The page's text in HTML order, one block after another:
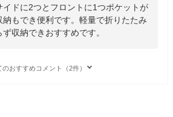
イドに2つとフロントに1つポケットが
もでき便利です。軽量で折りたたみ
収納できおすすめです。
のおすすめコメント（2件）